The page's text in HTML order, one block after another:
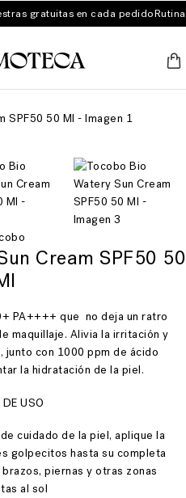
gratuitas en cada pedidoRutina
Cream SPF50 50
PA++++ que no deja un ratro
maquillaje. Alivia la irritación y
con 1000 ppm de ácido
la hidratación de la piel.
USO
cuidado de la piel, aplique la
golpecitos hasta su completa
piernas y otras zonas
al sol